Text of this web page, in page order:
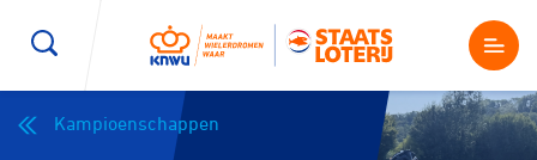
Kampioenschappen
Wegwielrennen Mountainbiken